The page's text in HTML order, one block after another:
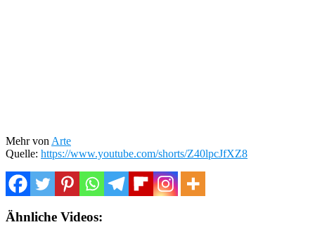
Mehr von Arte
Quelle: https://www.youtube.com/shorts/Z40lpcJfXZ8
Ähnliche Videos: